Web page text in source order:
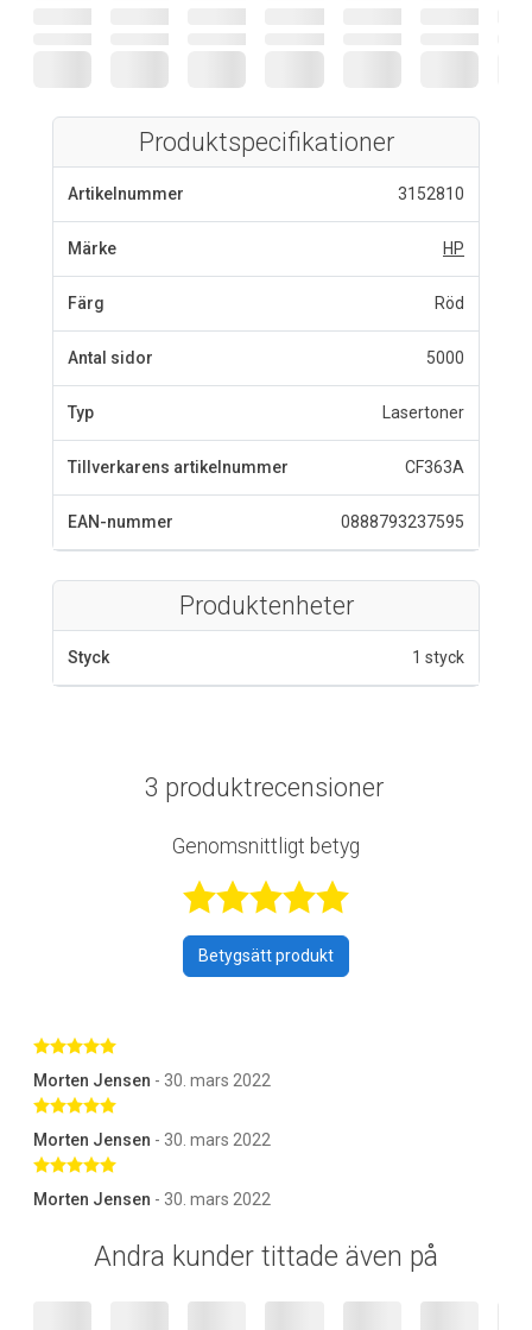
Produktspecifikationer
Artikelnummer 3152810
Märke HP
Färg Röd
Antal sidor 5000
Typ Lasertoner
Tillverkarens artikelnummer CF363A
EAN-nummer 0888793237595
Produktenheter
Styck 1 styck
3 produktrecensioner
Genomsnittligt betyg
Betygsatt 5 av
Betygsätt produkt
Betygsatt 5 av 5 stjärnor
Morten Jensen - 30. mars 2022
Betygsatt 5 av 5 stjärnor
Morten Jensen - 30. mars 2022
Betygsatt 5 av 5 stjärnor
Morten Jensen - 30. mars 2022
Andra kunder tittade även på